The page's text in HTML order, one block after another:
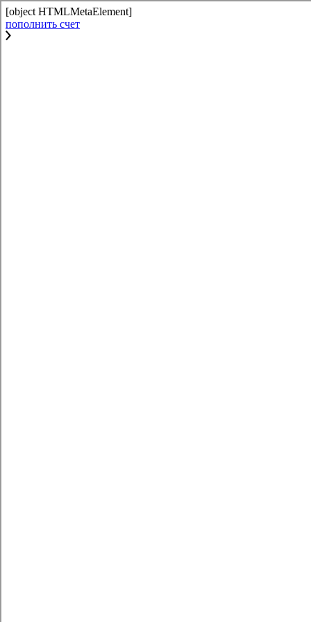
[object HTMLMetaElement]
пополнить счет